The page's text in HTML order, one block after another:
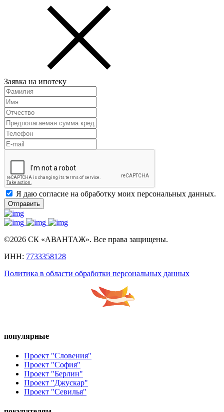
Заявка на ипотеку
Я даю согласие на обработку моих персональных данных.
Отправить
©2026 СК «АВАНТАЖ». Все права защищены.
ИНН: 7733358128
Политика в области обработки персональных данных
популярные
Проект "Словения"
Проект "София"
Проект "Берлин"
Проект "Джускар"
Проект "Севилья"